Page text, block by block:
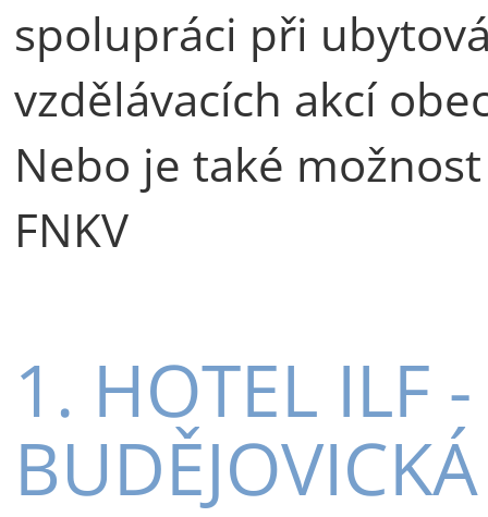
spolupráci při
vzdělávacích akcí
Nebo je také
FNKV
1. HOTEL ILF